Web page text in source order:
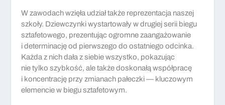
W zawodach wzięła udział także reprezentacja naszej
szkoły. Dziewczynki wystartowały w drugiej serii biegu
sztafetowego, prezentując ogromne zaangażowanie
i determinację od pierwszego do ostatniego odcinka.
Każda z nich dała z siebie wszystko, pokazując
nie tylko szybkość, ale także doskonałą współpracę
i koncentrację przy zmianach pałeczki — kluczowym
elemencie w biegu sztafetowym.